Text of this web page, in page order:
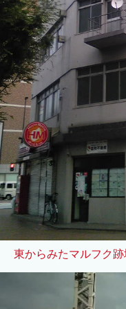
東からみたマルフク跡